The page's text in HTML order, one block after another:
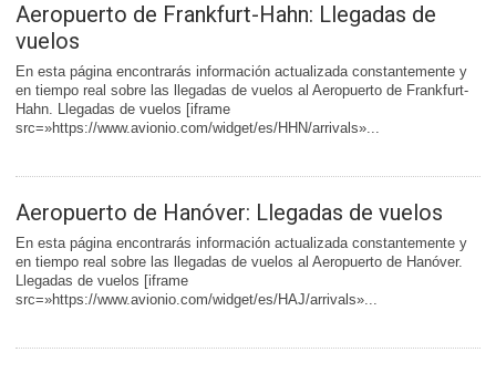
Aeropuerto de Frankfurt-Hahn: Llegadas de
vuelos
En esta página encontrarás información actualizada constantemente y
en tiempo real sobre las llegadas de vuelos al Aeropuerto de Frankfurt-
Hahn. Llegadas de vuelos [iframe
src=»https://www.avionio.com/widget/es/HHN/arrivals»...
Aeropuerto de Hanóver: Llegadas de vuelos
En esta página encontrarás información actualizada constantemente y
en tiempo real sobre las llegadas de vuelos al Aeropuerto de Hanóver.
Llegadas de vuelos [iframe
src=»https://www.avionio.com/widget/es/HAJ/arrivals»...